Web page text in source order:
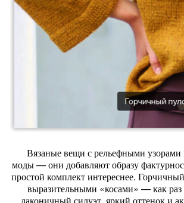
Вязаныевещи срельефными узорами
моды— они добавляютобразу
простой комплектинтереснее. Горчичный
выразительными «косами» — какраз